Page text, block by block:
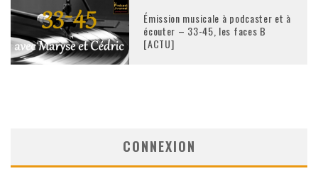
Émission musicale à podcaster et à
écouter – 33-45, les faces B
[ACTU]
CONNEXION